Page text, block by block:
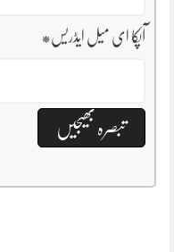
آپکا ای میل ایڈریس*